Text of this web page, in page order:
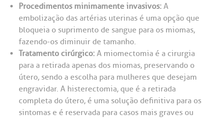
Procedimentos minimamente invasivos: A
embolização das artérias uterinas é uma opção que
bloqueia o suprimento de sangue para os miomas,
fazendo-os diminuir de tamanho.
Tratamento cirúrgico: A miomectomia é a cirurgia
para a retirada apenas dos miomas, preservando o
útero, sendo a escolha para mulheres que desejam
engravidar. A histerectomia, que é a retirada
completa do útero, é uma solução definitiva para os
sintomas e é reservada para casos mais graves ou